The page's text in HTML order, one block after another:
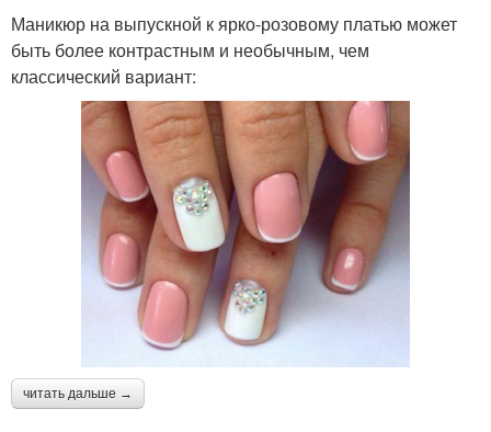
Маникюр на выпускной к ярко-розовому платью может
быть более контрастным и необычным, чем
классический вариант:
читать дальше →